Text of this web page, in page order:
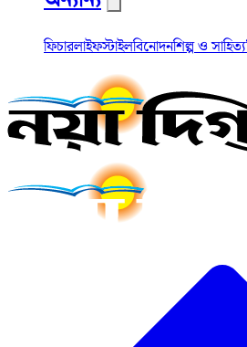
ফিচারলাইফস্টাইলবিনোদনশিল্প ও সাহিত্য